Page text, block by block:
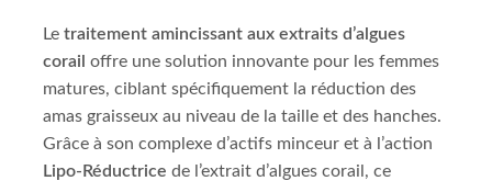
Le traitement amincissant aux extraits d’algues
corail offre une solution innovante pour les femmes
matures, ciblant spécifiquement la réduction des
amas graisseux au niveau de la taille et des hanches.
Grâce à son complexe d’actifs minceur et à l’action
Lipo-Réductrice de l’extrait d’algues corail, ce